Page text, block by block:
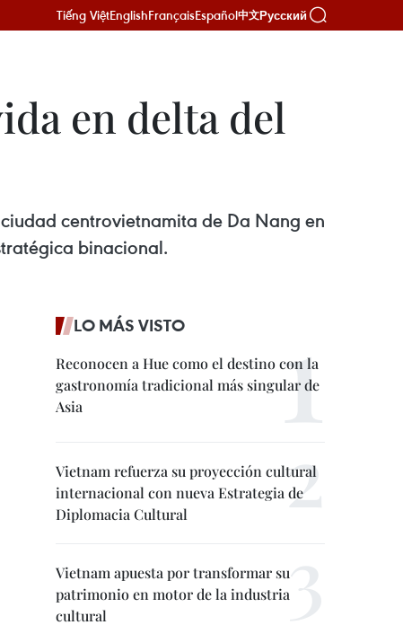
Tiếng ViệtEnglishFrançaisEspañol中文Русский
en delta del
centrovietnamita de Da Nang en
binacional.
LO MÁS VISTO
Reconocen a Hue como el destino con la
gastronomía tradicional más singular de
Asia
Vietnam refuerza su proyección cultural
internacional con nueva Estrategia de
Diplomacia Cultural
Vietnam apuesta por transformar su
patrimonio en motor de la industria
cultural